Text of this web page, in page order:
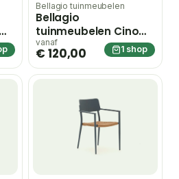
Bellagio tuinmeubelen
Bellagio
tuinmeubelen Cino
barstoel stapelbaar
– Wit
vanaf
€ 120,00 1 shop